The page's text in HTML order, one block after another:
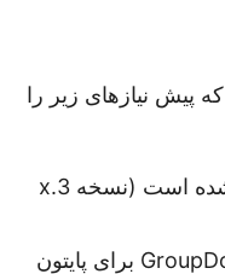
نیازهای زیر را
پایتون روی دستگاه شما نصب شده است (نسخه 3.x
GroupDocs.Comparison Cloud SDK برای پایتون